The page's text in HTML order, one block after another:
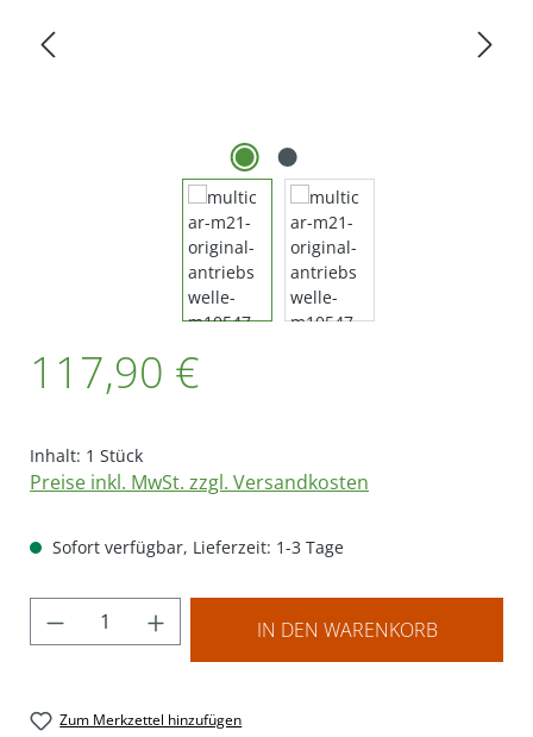
117,90 €
Inhalt: 1 Stück
Preise inkl. MwSt. zzgl. Versandkosten
Sofort verfügbar, Lieferzeit: 1-3 Tage
Produkt Anzahl: Gib den gewünschten
IN DEN WARENKORB
Zum Merkzettel hinzufügen